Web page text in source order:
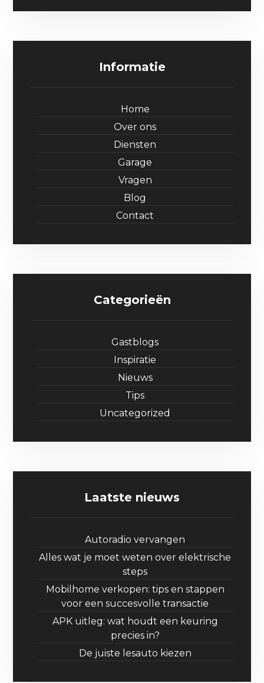
Informatie
Home
Over ons
Diensten
Garage
Vragen
Blog
Contact
Categorieën
Gastblogs
Inspiratie
Nieuws
Tips
Uncategorized
Laatste nieuws
Autoradio vervangen
Alles wat je moet weten over elektrische
steps
Mobilhome verkopen: tips en stappen
voor een succesvolle transactie
APK uitleg: wat houdt een keuring
precies in?
De juiste lesauto kiezen